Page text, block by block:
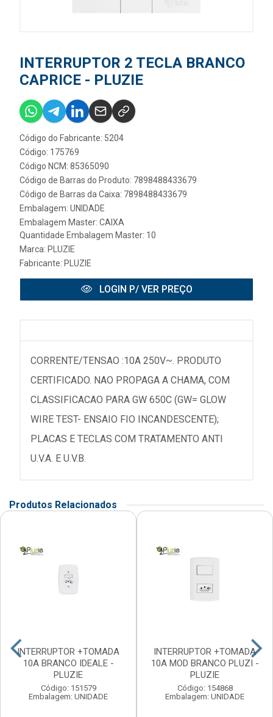
INTERRUPTOR 2 TECLA BRANCO
CAPRICE - PLUZIE
Código do Fabricante: 5204
Código: 175769
Código NCM: 85365090
Código de Barras do Produto: 7898488433679
Código de Barras da Caixa: 7898488433679
Embalagem: UNIDADE
Embalagem Master: CAIXA
Quantidade Embalagem Master: 10
Marca: PLUZIE
Fabricante: PLUZIE
LOGIN P/ VER PREÇO
CORRENTE/TENSAO :10A 250V~. PRODUTO
CERTIFICADO. NAO PROPAGA A CHAMA, COM
CLASSIFICACAO PARA GW 650C (GW= GLOW
WIRE TEST- ENSAIO FIO INCANDESCENTE);
PLACAS E TECLAS COM TRATAMENTO ANTI
U.V.A. E U.V.B.
Produtos Relacionados
INTERRUPTOR +TOMADA
10A BRANCO IDEALE -
PLUZIE
Código: 151579
Embalagem: UNIDADE
INTERRUPTOR +TOMADA
10A MOD BRANCO PLUZI -
PLUZIE
Código: 154868
Embalagem: UNIDADE